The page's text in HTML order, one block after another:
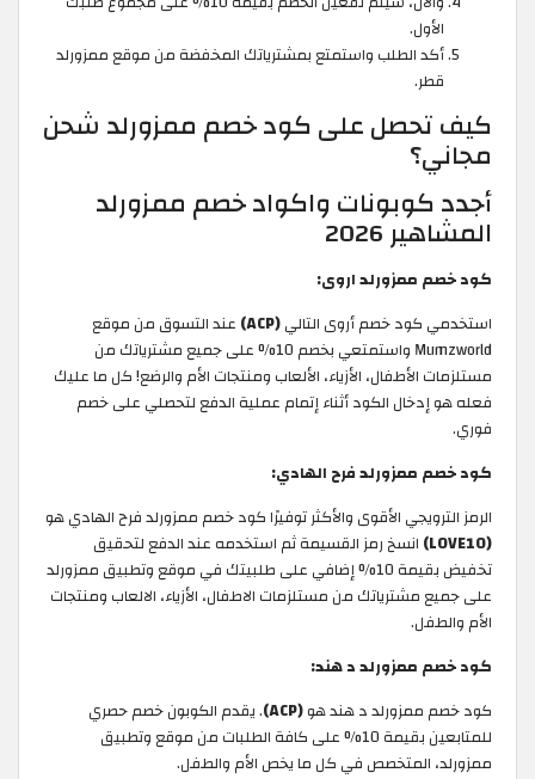
الأول.
أكد الطلب واستمتع بمشترياتك المخفضة من موقع ممزورلد
قطر.
كيف تحصل على كود خصم ممزورلد شحن
مجاني؟
أجدد كوبونات واكواد خصم ممزورلد
المشاهير 2026
كود خصم ممزورلد اروى:
استخدمي كود خصم أروى التالي(ACP)
عند التسوق من موقع
Mumzworld واستمتعي بخصم 10% على جميع مشترياتك من
مستلزمات الأطفال، الأزياء، الألعاب ومنتجات الأم والرضع! كل ما عليك
فعله هو إدخال الكود أثناء إتمام عملية الدفع لتحصلي على خصم
فوري.
كود خصم ممزورلد فرح الهادي:
الرمز الترويجي الأقوى والأكثر توفيرًا كود خصم ممزورلد فرح الهادي هو
(LOVE10)
انسخ رمز القسيمة ثم استخدمه عند الدفع لتحقيق
تخفيض بقيمة 10% إضافي على طلبيتك في موقع وتطبيق ممزورلد
على جميع مشترياتك من مستلزمات الاطفال، الأزياء، الالعاب ومنتجات
الأم والطفل.
كود خصم ممزورلد د هند:
كود خصم ممزورلد د هند هو(ACP)
. يقدم الكوبون خصم حصري
للمتابعين بقيمة 10% على كافة الطلبات من موقع وتطبيق
ممزورلد، المتخصص في كل ما يخص الأم والطفل.